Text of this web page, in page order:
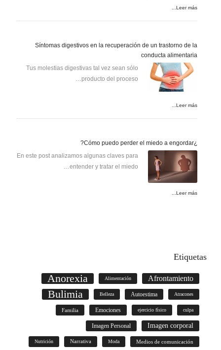
Leer más...
Síntomas digestivos en la recuperación de un trastorno de la
conducta alimentaria
Tus molestias digestivas tal vez sean sólo
producto del proceso…
Leer más...
¿Cómo puedo perder el miedo a engordar?
En este post analizamos algunas claves para
entender y tratar el miedo…
Leer más...
Etiquetas
Afrontamiento
Alimentación
Anorexia
Atracones
Autoestima
Belleza
Bulimia
culpa
ejercicio físico
Emociones
Familia
Imagen corporal
Imagen Personal
Medios de comunicación
Moda
Narrativa
Nutrición